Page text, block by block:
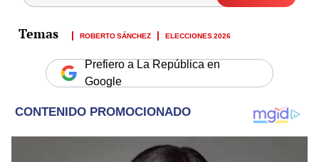
ROBERTO SÁNCHEZ ELECCIONES 2026
Prefiero a La República en
Google